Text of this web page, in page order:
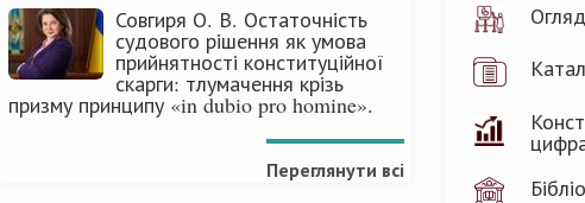
Совгиря О. В. Остаточність
судового рішення як умова
прийнятності конституційної
скарги: тлумачення крізь
призму принципу «in dubio pro homine».
Переглянути всі